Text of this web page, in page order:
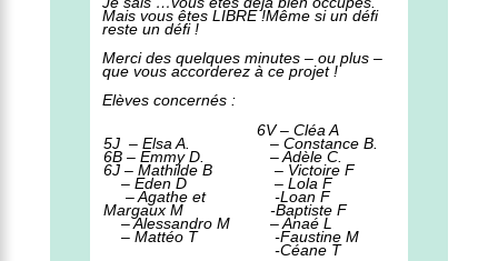
Mais vous êtes LIBRE !Même si un défi
reste un défi !
Merci des quelques minutes – ou plus –
que vous accorderez à ce projet !
Elèves concernés :
5J – Elsa A.
6B – Emmy D.
6J – Mathilde B
– Eden D
– Agathe et
Margaux M
– Alessandro M
– Mattéo T
6V – Cléa A
– Constance B.
– Adèle C.
– Victoire F
– Lola F
-Loan F
-Baptiste F
– Anaé L
-Faustine M
-Céane T